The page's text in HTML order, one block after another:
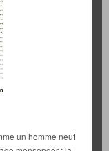
un homme neuf